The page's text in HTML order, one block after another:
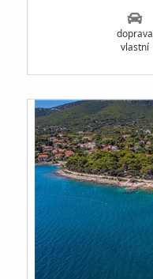
doprava
vlastní